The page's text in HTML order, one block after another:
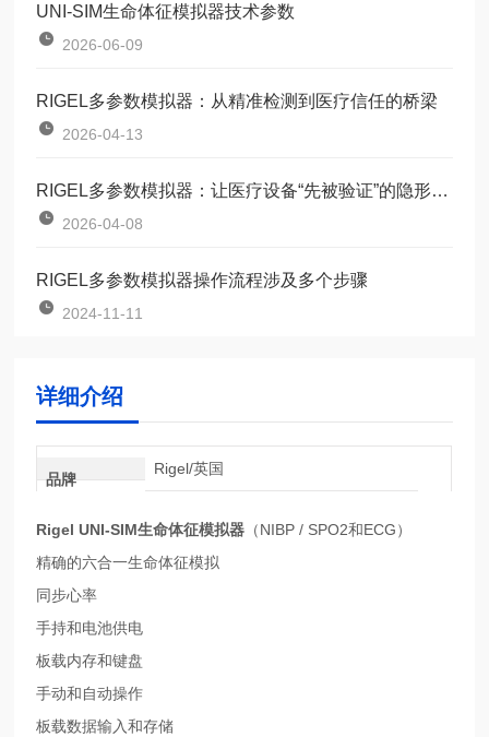
UNI-SIM生命体征模拟器技术参数
2026-06-09
RIGEL多参数模拟器：从精准检测到医疗信任的桥梁
2026-04-13
RIGEL多参数模拟器：让医疗设备“先被验证”的隐形守门人
2026-04-08
RIGEL多参数模拟器操作流程涉及多个步骤
2024-11-11
详细介绍
品牌
Rigel/英国
Rigel UNI-SIM生命体征模拟器 （NIBP / SPO2和ECG）
精确的六合一生命体征模拟
同步心率
手持和电池供电
板载内存和键盘
手动和自动操作
板载数据输入和存储